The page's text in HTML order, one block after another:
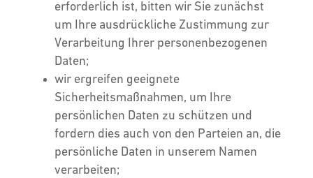
erforderlich ist, bitten wir Sie zunächst
um Ihre ausdrückliche Zustimmung zur
Verarbeitung Ihrer personenbezogenen
Daten;
wir ergreifen geeignete
Sicherheitsmaßnahmen, um Ihre
persönlichen Daten zu schützen und
fordern dies auch von den Parteien an, die
persönliche Daten in unserem Namen
verarbeiten;